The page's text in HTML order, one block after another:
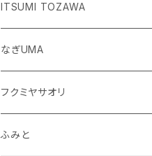
個展「ぷ→ぺ」
ITSUMI TOZAWA
個展「ゆきよのまれびと。」
なぎUMA
個展「大人になれない。」
フクミヤサオリ
個展「日々」
ふみと